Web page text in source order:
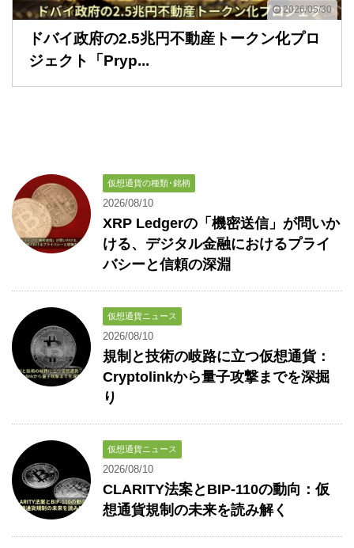
2026/05/30
ドバイ政府の2.5兆円不動産トークン化プロ
ジェクト「Pryp...
仮想通貨の種類･銘柄
2026/08/10
XRP Ledgerの「機密送信」が問いか
ける、デジタル金融におけるプライ
バシーと信頼の深淵
仮想通貨ニュース
2026/08/10
規制と技術の岐路に立つ仮想通貨：
Cryptolinkから量子攻撃までを深掘
り
仮想通貨ニュース
2026/08/10
CLARITY法案とBIP-110の動向：仮
想通貨規制の未来を読み解く